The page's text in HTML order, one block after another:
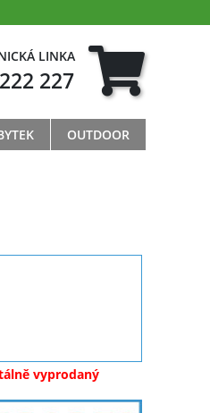
LINKA
227
OUTDOOR
vyprodaný